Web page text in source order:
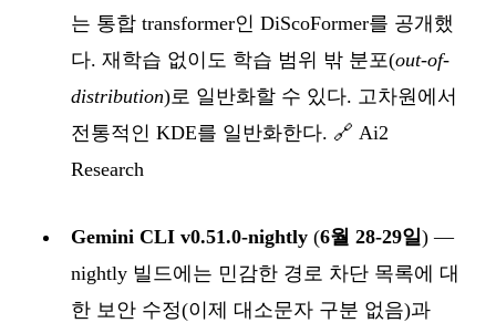
는 통합 transformer인 DiScoFormer를 공개했
다. 재학습 없이도 학습 범위 밖 분포(out-of-
distribution)로 일반화할 수 있다. 고차원에서
전통적인 KDE를 일반화한다. 🔗 Ai2
Research
Gemini CLI v0.51.0-nightly (6월 28-29일) —
nightly 빌드에는 민감한 경로 차단 목록에 대
한 보안 수정(이제 대소문자 구분 없음)과